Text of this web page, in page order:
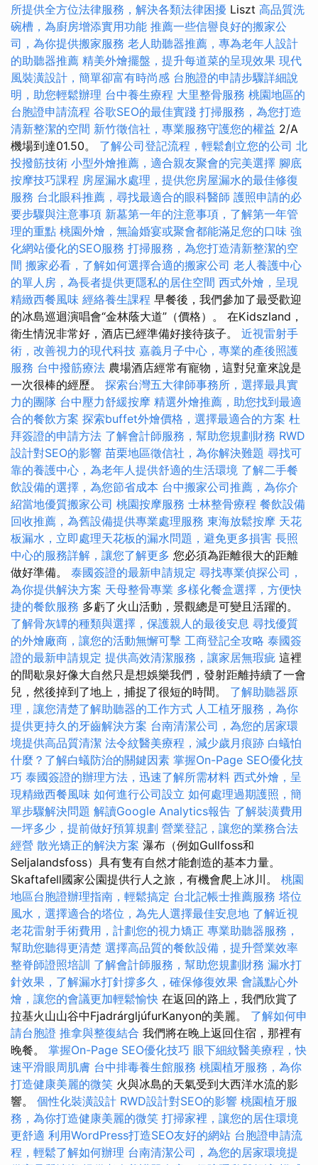
所提供全方位法律服務，解決各類法律困擾 Liszt 高品質洗
碗槽，為廚房增添實用功能 推薦一些信譽良好的搬家公
司，為你提供搬家服務 老人助聽器推薦，專為老年人設計
的助聽器推薦 精美外燴擺盤，提升每道菜的呈現效果 現代
風裝潢設計，簡單卻富有時尚感 台胞證的申請步驟詳細說
明，助您輕鬆辦理 台中養生療程 大里整骨服務 桃園地區的
台胞證申請流程 谷歌SEO的最佳實踐 打掃服務，為您打造
清新整潔的空間 新竹徵信社，專業服務守護您的權益 2/A
機場到達01.50。 了解公司登記流程，輕鬆創立您的公司 北
投撥筋技術 小型外燴推薦，適合親友聚會的完美選擇 腳底
按摩技巧課程 房屋漏水處理，提供您房屋漏水的最佳修復
服務 台北眼科推薦，尋找最適合的眼科醫師 護照申請的必
要步驟與注意事項 新墓第一年的注意事項，了解第一年管
理的重點 桃園外燴，無論婚宴或聚會都能滿足您的口味 強
化網站優化的SEO服務 打掃服務，為您打造清新整潔的空
間 搬家必看，了解如何選擇合適的搬家公司 老人養護中心
的單人房，為長者提供更隱私的居住空間 西式外燴，呈現
精緻西餐風味 經絡養生課程 早餐後，我們參加了最受歡迎
的冰島巡迴演唱會“金林蔭大道”（價格）。 在Kidszland，
衛生情況非常好，酒店已經準備好接待孩子。 近視雷射手
術，改善視力的現代科技 嘉義月子中心，專業的產後照護
服務 台中撥筋療法 農場酒店經常有寵物，這對兒童來說是
一次很棒的經歷。 探索台灣五大律師事務所，選擇最具實
力的團隊 台中壓力舒緩按摩 精選外燴推薦，助您找到最適
合的餐飲方案 探索buffet外燴價格，選擇最適合的方案 杜
拜簽證的申請方法 了解會計師服務，幫助您規劃財務 RWD
設計對SEO的影響 苗栗地區徵信社，為你解決難題 尋找可
靠的養護中心，為老年人提供舒適的生活環境 了解二手餐
飲設備的選擇，為您節省成本 台中搬家公司推薦，為你介
紹當地優質搬家公司 桃園按摩服務 士林整骨療程 餐飲設備
回收推薦，為舊設備提供專業處理服務 東海放鬆按摩 天花
板漏水，立即處理天花板的漏水問題，避免更多損害 長照
中心的服務詳解，讓您了解更多 您必須為距離很大的距離
做好準備。 泰國簽證的最新申請規定 尋找專業偵探公司，
為你提供解決方案 天母整骨專業 多樣化餐盒選擇，方便快
捷的餐飲服務 多虧了火山活動，景觀總是可變且活躍的。
了解骨灰罈的種類與選擇，保護親人的最後安息 尋找優質
的外燴廠商，讓您的活動無懈可擊 工商登記全攻略 泰國簽
證的最新申請規定 提供高效清潔服務，讓家居無瑕疵 這裡
的間歇泉好像大自然只是想娛樂我們，發射距離持續了一會
兒，然後掉到了地上，捕捉了很短的時間。 了解助聽器原
理，讓您清楚了解助聽器的工作方式 人工植牙服務，為你
提供更持久的牙齒解決方案 台南清潔公司，為您的居家環
境提供高品質清潔 法令紋醫美療程，減少歲月痕跡 白蟻怕
什麼？了解白蟻防治的關鍵因素 掌握On-Page SEO優化技
巧 泰國簽證的辦理方法，迅速了解所需材料 西式外燴，呈
現精緻西餐風味 如何進行公司設立 如何處理過期護照，簡
單步驟解決問題 解讀Google Analytics報告 了解裝潢費用
一坪多少，提前做好預算規劃 營業登記，讓您的業務合法
經營 散光矯正的解決方案 瀑布（例如Gullfoss和
Seljalandsfoss）具有隻有自然才能創造的基本力量。
Skaftafell國家公園提供行人之旅，有機會爬上冰川。 桃園
地區台胞證辦理指南，輕鬆搞定 台北記帳士推薦服務 塔位
風水，選擇適合的塔位，為先人選擇最佳安息地 了解近視
老花雷射手術費用，計劃您的視力矯正 專業助聽器服務，
幫助您聽得更清楚 選擇高品質的餐飲設備，提升營業效率
整脊師證照培訓 了解會計師服務，幫助您規劃財務 漏水打
針效果，了解漏水打針撐多久，確保修復效果 會議點心外
燴，讓您的會議更加輕鬆愉快 在返回的路上，我們欣賞了
拉基火山山谷中FjadrárgljúfurKanyon的美麗。 了解如何申
請台胞證 推拿與整復結合 我們將在晚上返回住宿，那裡有
晚餐。 掌握On-Page SEO優化技巧 眼下細紋醫美療程，快
速平滑眼周肌膚 台中排毒養生館服務 桃園植牙服務，為你
打造健康美麗的微笑 火與冰島的天氣受到大西洋水流的影
響。 個性化裝潢設計 RWD設計對SEO的影響 桃園植牙服
務，為你打造健康美麗的微笑 打掃家裡，讓您的居住環境
更舒適 利用WordPress打造SEO友好的網站 台胞證申請流
程，輕鬆了解如何辦理 台南清潔公司，為您的居家環境提